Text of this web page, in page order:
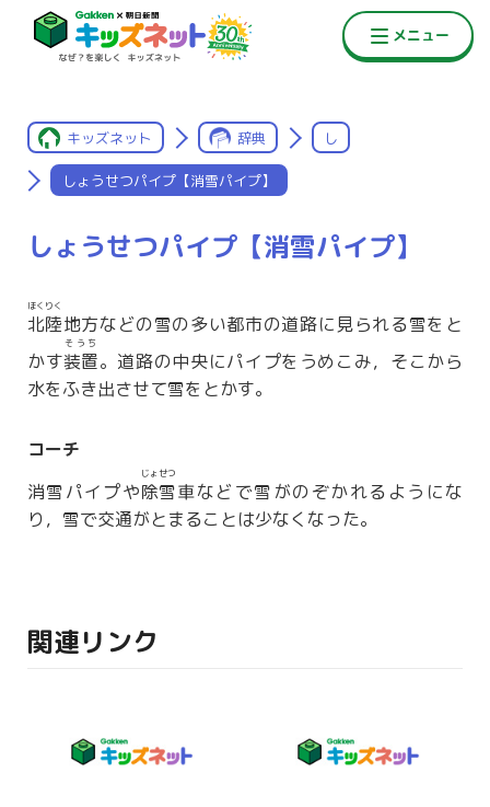
キッズネット 辞典 し
しょうせつパイプ【消雪パイプ】
しょうせつパイプ【消雪パイプ】
北陸
ほくりく
地方などの雪の多い都市の道路に見られる雪をと
かす装置
そうち
。道路の中央にパイプをうめこみ，そこから
水をふき出させて雪をとかす。
コーチ
消雪パイプや除雪
じょせつ
車などで雪がのぞかれるようにな
り，雪で交通がとまることは少なくなった。
関連リンク